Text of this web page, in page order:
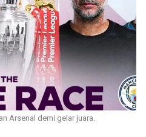
Arsenal demi gelar juara.